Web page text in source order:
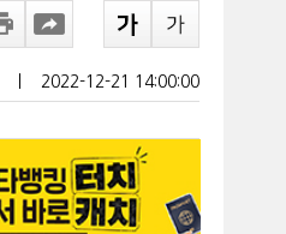
2022-12-21 14:00:00